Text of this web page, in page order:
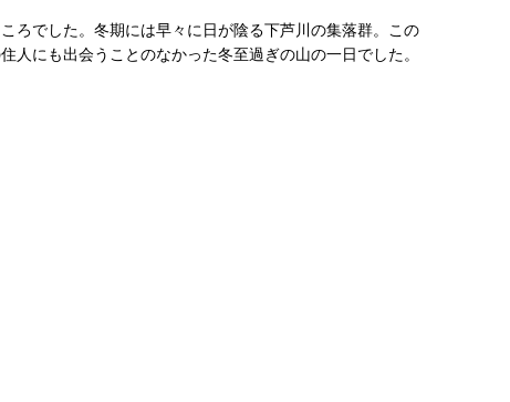
ろでした。冬期には早々に日が陰る下芦川の集落群。この
にも出会うことのなかった冬至過ぎの山の一日でした。